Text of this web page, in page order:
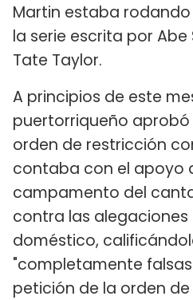
Martin estaba rodando
la serie escrita por
Tate Taylor.
A principios de este
puertorriqueño
orden de restricción
contaba con el apoyo
campamento del
contra las alegaciones
doméstico,
"completamente
petición de la orden